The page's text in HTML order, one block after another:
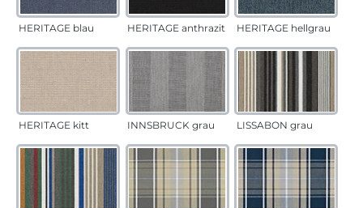
HERITAGE blau HERITAGE anthrazit HERITAGE hellgrau
HERITAGE kitt INNSBRUCK grau LISSABON grau